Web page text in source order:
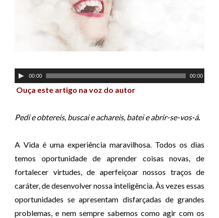
T
o
a
o
r
d
e
á
u
00:00 00:00
Ouça este artigo na voz do autor
Pedi e obtereis, buscai e achareis, batei e abrir-se-vos-á.
A Vida é uma experiência maravilhosa. Todos os dias
temos oportunidade de aprender coisas novas, de
fortalecer virtudes, de aperfeiçoar nossos traços de
caráter, de desenvolver nossa inteligência. Às vezes essas
oportunidades se apresentam disfarçadas de grandes
problemas, e nem sempre sabemos como agir com os